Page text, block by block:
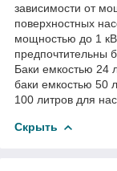
зависимости от
поверхностных
мощностью до 1
предпочтительны
Баки емкостью 24
баки емкостью 50
100 литров для
Скрыть